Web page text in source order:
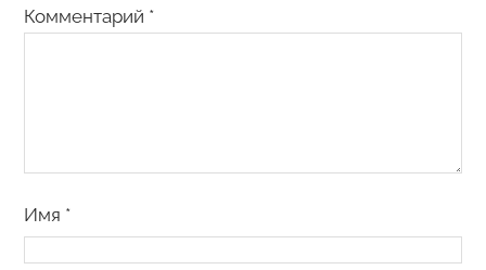
Комментарий *
Имя *